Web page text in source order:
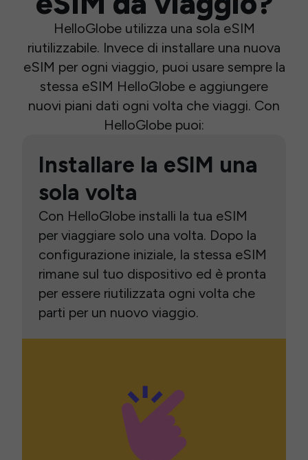
HelloGlobe utilizza una sola eSIM
riutilizzabile. Invece di installare una nuova
eSIM per ogni viaggio, puoi usare sempre la
stessa eSIM HelloGlobe e aggiungere
nuovi piani dati ogni volta che viaggi. Con
HelloGlobe puoi:
Installare la eSIM una
sola volta
Con HelloGlobe installi la tua eSIM
per viaggiare solo una volta. Dopo la
configurazione iniziale, la stessa eSIM
rimane sul tuo dispositivo ed è pronta
per essere riutilizzata ogni volta che
parti per un nuovo viaggio.